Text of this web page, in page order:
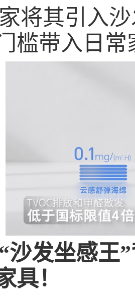
将其引入
槛带入日常
沙发坐感王
具！